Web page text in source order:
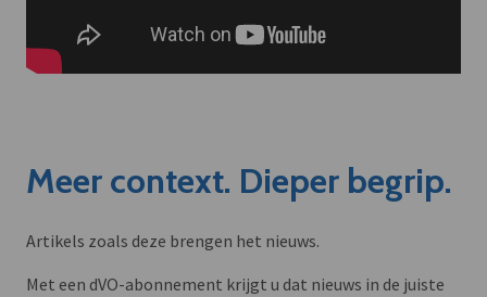
Meer context. Dieper begrip.
Artikels zoals deze brengen het nieuws.
Met een dVO-abonnement krijgt u dat nieuws in de juiste